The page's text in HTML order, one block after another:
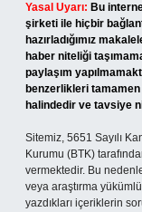
Yasal Uyarı: Bu
şirketi ile hiçbir
hazırladığımız
haber niteliği
paylaşım
benzerlikleri
halindedir ve tavsiye
Sitemiz, 5651 Sayılı
Kurumu (BTK)
vermektedir. Bu
veya araştırma
yazdıkları içeriklerin